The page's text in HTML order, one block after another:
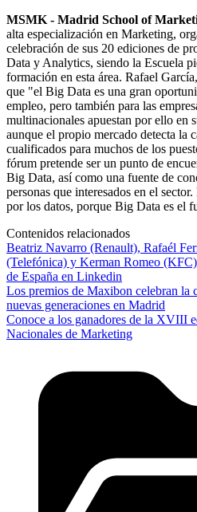
MSMK - Madrid School of
alta especialización en Marketing,
celebración de sus 20 ediciones de
Data y Analytics, siendo la Escuela
formación en esta área. Rafael
que "el Big Data es una gran
empleo, pero también para las
multinacionales apuestan por ello en
aunque el propio mercado detecta la
cualificados para muchos de los
fórum pretende ser un punto de
Big Data, así como una fuente de
personas que interesados en el
por los datos, porque Big Data es el
Contenidos relacionados
Beatriz Navarro (Renault), Rafaél
(Telefónica) y Kerman Romeo
de España en Linkedin
Los premios de Maxibon celebran la
nuevas generaciones en Madrid
Conoce a los ganadores de la XVIII
Nacionales de Marketing